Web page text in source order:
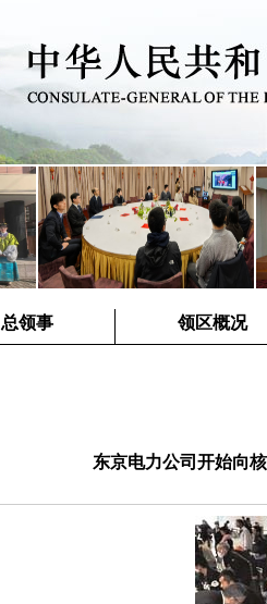
总领事 领区概况
东京电力公司开始向